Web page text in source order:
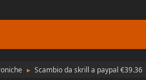
► Scambio da skrill a paypal €39.36